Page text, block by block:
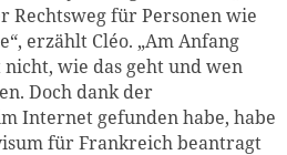
Rechtsweg für Personen wie
erzählt Cléo. „Am Anfang
wie das geht und wen
Doch dank der
Internet gefunden habe, habe
für Frankreich beantragt